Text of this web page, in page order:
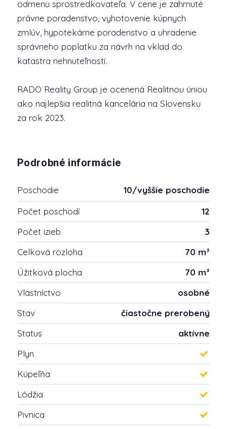
odmenu sprostredkovateľa. V cene je zahrnuté
právne poradenstvo, vyhotovenie kúpnych
zmlúv, hypotekárne poradenstvo a uhradenie
správneho poplatku za návrh na vklad do
katastra nehnuteľností.
RADO Reality Group je ocenená Realitnou úniou
ako najlepšia realitná kancelária na Slovensku
za rok 2023.
Podrobné informácie
Poschodie
10/vyššie poschodie
Počet poschodí
12
Počet izieb
3
Celková rozloha
70 m²
Úžitková plocha
70 m²
Vlastníctvo
osobné
Stav
čiastočne prerobený
Status
aktívne
Plyn
Kúpeľňa
Lódžia
Pivnica